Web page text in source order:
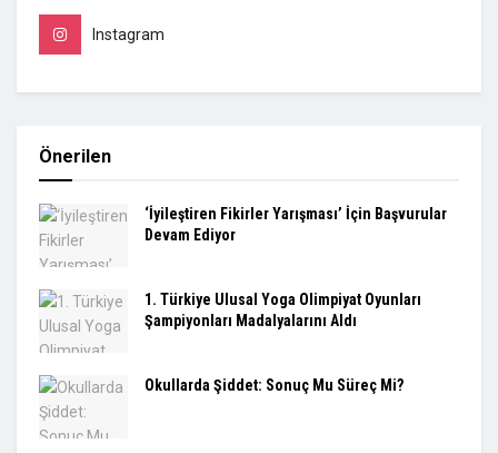
Instagram
Önerilen
‘İyileştiren Fikirler Yarışması’ İçin Başvurular
Devam Ediyor
1. Türkiye Ulusal Yoga Olimpiyat Oyunları
Şampiyonları Madalyalarını Aldı
Okullarda Şiddet: Sonuç Mu Süreç Mi?